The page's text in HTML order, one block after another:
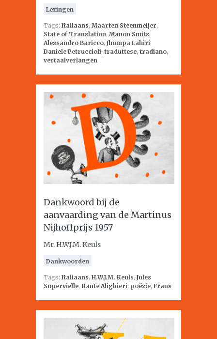
Lezingen
Tags: Italiaans, Maarten Steenmeijer,
State of Translation, Manon Smits,
Alessandro Baricco, Jhumpa Lahiri,
Daniele Petruccioli, traduttese, tradiano,
vertaalverlangen
Dankwoord bij de
aanvaarding van de Martinus
Nijhoffprijs 1957
Mr. H.W.J.M. Keuls
Dankwoorden
Tags: Italiaans, H.W.J.M. Keuls, Jules
Supervielle, Dante Alighieri, poëzie, Frans